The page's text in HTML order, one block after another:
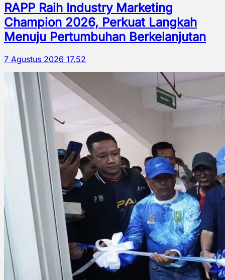
RAPP Raih Industry Marketing
Champion 2026, Perkuat Langkah
Menuju Pertumbuhan Berkelanjutan
7 Agustus 2026 17.52